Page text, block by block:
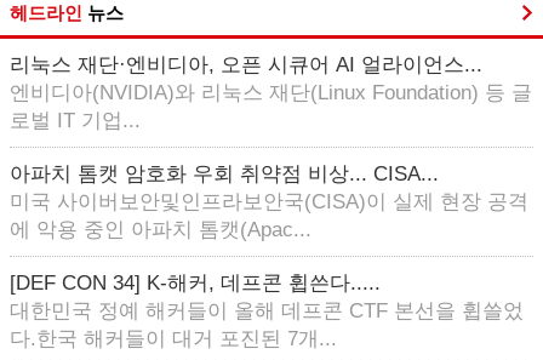
헤드라인 뉴스
리눅스 재단·엔비디아, 오픈 시큐어 AI 얼라이언스...
엔비디아(NVIDIA)와 리눅스 재단(Linux Foundation) 등 글
로벌 IT 기업...
아파치 톰캣 암호화 우회 취약점 비상... CISA...
미국 사이버보안및인프라보안국(CISA)이 실제 현장 공격
에 악용 중인 아파치 톰캣(Apac...
[DEF CON 34] K-해커, 데프콘 휩쓴다.....
대한민국 정예 해커들이 올해 데프콘 CTF 본선을 휩쓸었
다.한국 해커들이 대거 포진된 7개...